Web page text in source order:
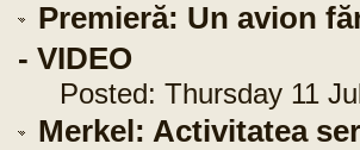
Premieră: Un avion
- VIDEO
Posted: Thursday 11
Merkel: Activitatea